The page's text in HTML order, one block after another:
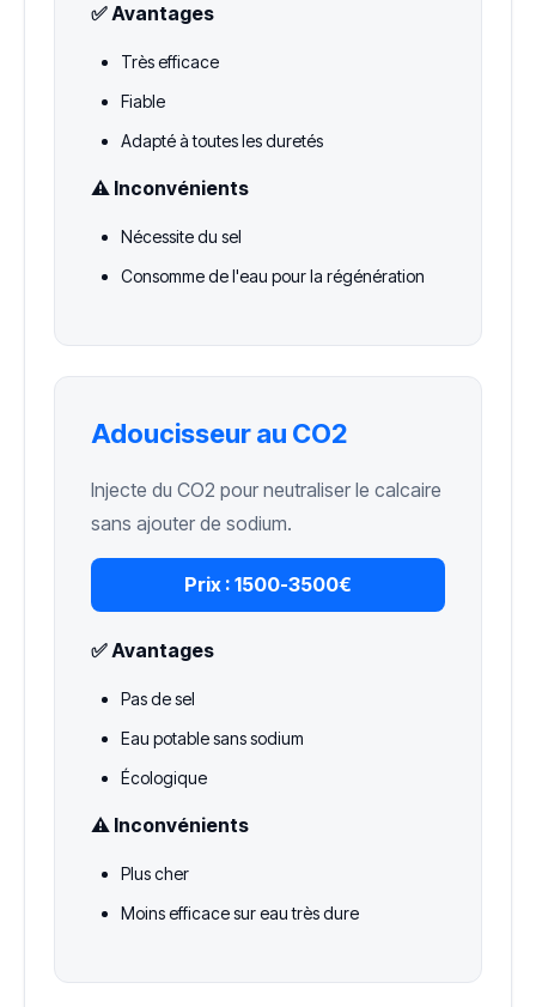
✅ Avantages
Très efficace
Fiable
Adapté à toutes les duretés
⚠️ Inconvénients
Nécessite du sel
Consomme de l'eau pour la régénération
Adoucisseur au CO2
Injecte du CO2 pour neutraliser le calcaire
sans ajouter de sodium.
Prix : 1500-3500€
✅ Avantages
Pas de sel
Eau potable sans sodium
Écologique
⚠️ Inconvénients
Plus cher
Moins efficace sur eau très dure